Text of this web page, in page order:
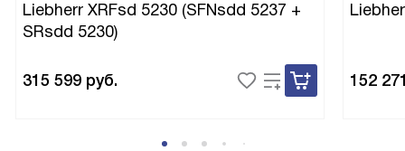
Liebherr XRFsd 5230 (SFNsdd 5237 +
SRsdd 5230)
315 599 руб. 152